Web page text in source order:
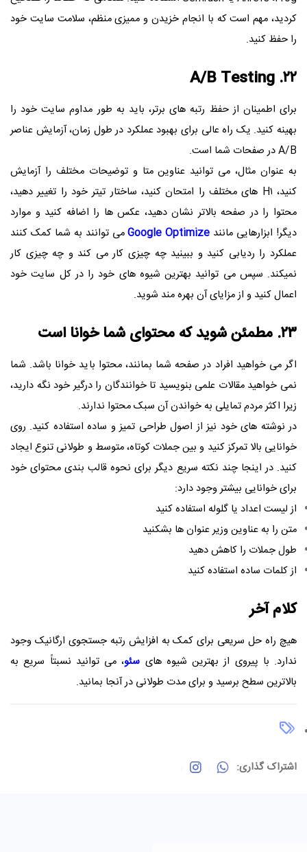
کردید، مهم است که با انجام خزیدن و ممیزی منظم، سلامت سایت خود
را حفظ کنید.
۲۲. A/B Testing
برای اطمینان از حفظ رتبه های برتر، باید به طور مداوم سایت خود را
بهینه کنید. یک راه عالی برای بهبود عملکرد در طول زمان، آزمایش عناصر
A/Bدر صفحات شما است.
به عنوان مثال، می توانید عناوین متا و توضیحات مختلف را آزمایش
کنید، H۱ های مختلف را امتحان کنید، ساختار تیتر خود را تغییر دهید،
محتوا را در صفحه بالاتر نشان دهید، عکس ها را اضافه کنید و موارد
دیگر! ابزارهایی مانند Google Optimizeمی توانند به شما کمک کنند
عملکرد را ردیابی کنید و ببینید چه چیزی کار می کند و چه چیزی کار
نمیکند. سپس می توانید بهترین شیوه های خود را در کل سایت خود
اعمال کنید و از مزایای آن بهره مند شوید.
۲۳. مطمئن شوید که محتوای شما خوانا است
اگر می خواهید افراد در صفحه شما بمانند، محتوا باید خوانا باشد. شما
نمی خواهید مقالات علمی بنویسید تا خوانندگان را درگیر خود نگه دارید،
زیرا اکثر مردم تمایلی به خواندن آن سبک محتوا ندارند.
در نوشته های خود نیز از اصول طراحی تمیز و ساده استفاده کنید. روی
خوانایی بالا تمرکز کنید و بین جملات کوتاه، متوسط و طولانی تنوع ایجاد
کنید. در اینجا چند نکته سریع دیگر برای نحوه قالب بندی محتوای خود
برای خوانایی بیشتر وجود دارد:
از لیست اعداد یا گلوله استفاده کنید
متن را به عناوین وزیر عنوان ها بشکنید
طول جملات را کاهش دهید
از کلمات ساده استفاده کنید
کلام آخر
هیچ راه حل سریعی برای کمک به افزایش رتبه جستجوی ارگانیک وجود
ندارد. با پیروی از بهترین شیوه های سئو، می توانید نسبتاً سریع به
بالاترین سطح برسید و برای مدت طولانی در آنجا بمانید.
اشتراک گذاری: